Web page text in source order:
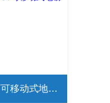
80吨便携式汽车衡 80T可移动式地磅秤